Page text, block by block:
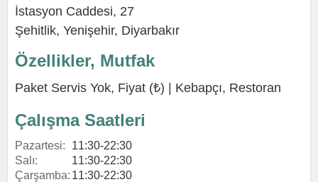
İstasyon Caddesi, 27
Şehitlik, Yenişehir, Diyarbakır
Özellikler, Mutfak
Paket Servis Yok, Fiyat (₺) | Kebapçı, Restoran
Çalışma Saatleri
Pazartesi:
11:30-22:30
Salı:
11:30-22:30
Çarşamba: 11:30-22:30